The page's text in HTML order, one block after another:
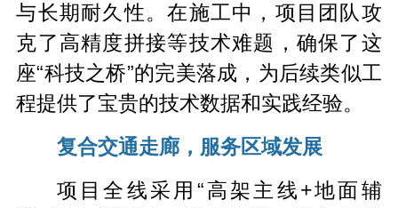
与长期耐久性。在施工中，项目团队攻
克了高精度拼接等技术难题，确保了这
座“科技之桥”的完美落成，为后续类似工
程提供了宝贵的技术数据和实践经验。
复合交通走廊，服务区域发展
项目全线采用“高架主线+地面辅